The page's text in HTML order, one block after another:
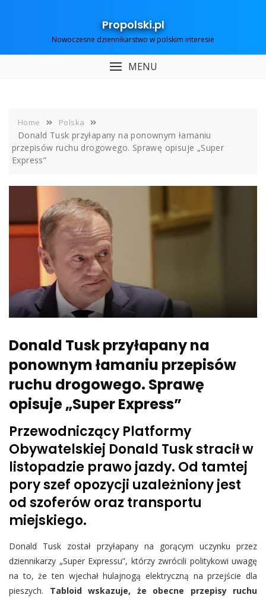
Propolski.pl
Nowoczesne dziennikarstwo w polskim interesie
MENU
Home Polska
Donald Tusk przyłapany na ponownym łamaniu
przepisów ruchu drogowego. Sprawę opisuje „Super
Express”
Donald Tusk przyłapany na
ponownym łamaniu przepisów
ruchu drogowego. Sprawę
opisuje „Super Express”
Przewodniczący Platformy
Obywatelskiej Donald Tusk stracił w
listopadzie prawo jazdy. Od tamtej
pory szef opozycji uzależniony jest
od szoferów oraz transportu
miejskiego.
Donald Tusk został przyłapany na gorącym uczynku przez
dziennikarzy „Super Expressu”, którzy zwrócili politykowi uwagę
na to, że ten wjechał hulajnogą elektryczną na przejście dla
pieszych. Tabloid wskazuje, że obecne przepisy ruchu